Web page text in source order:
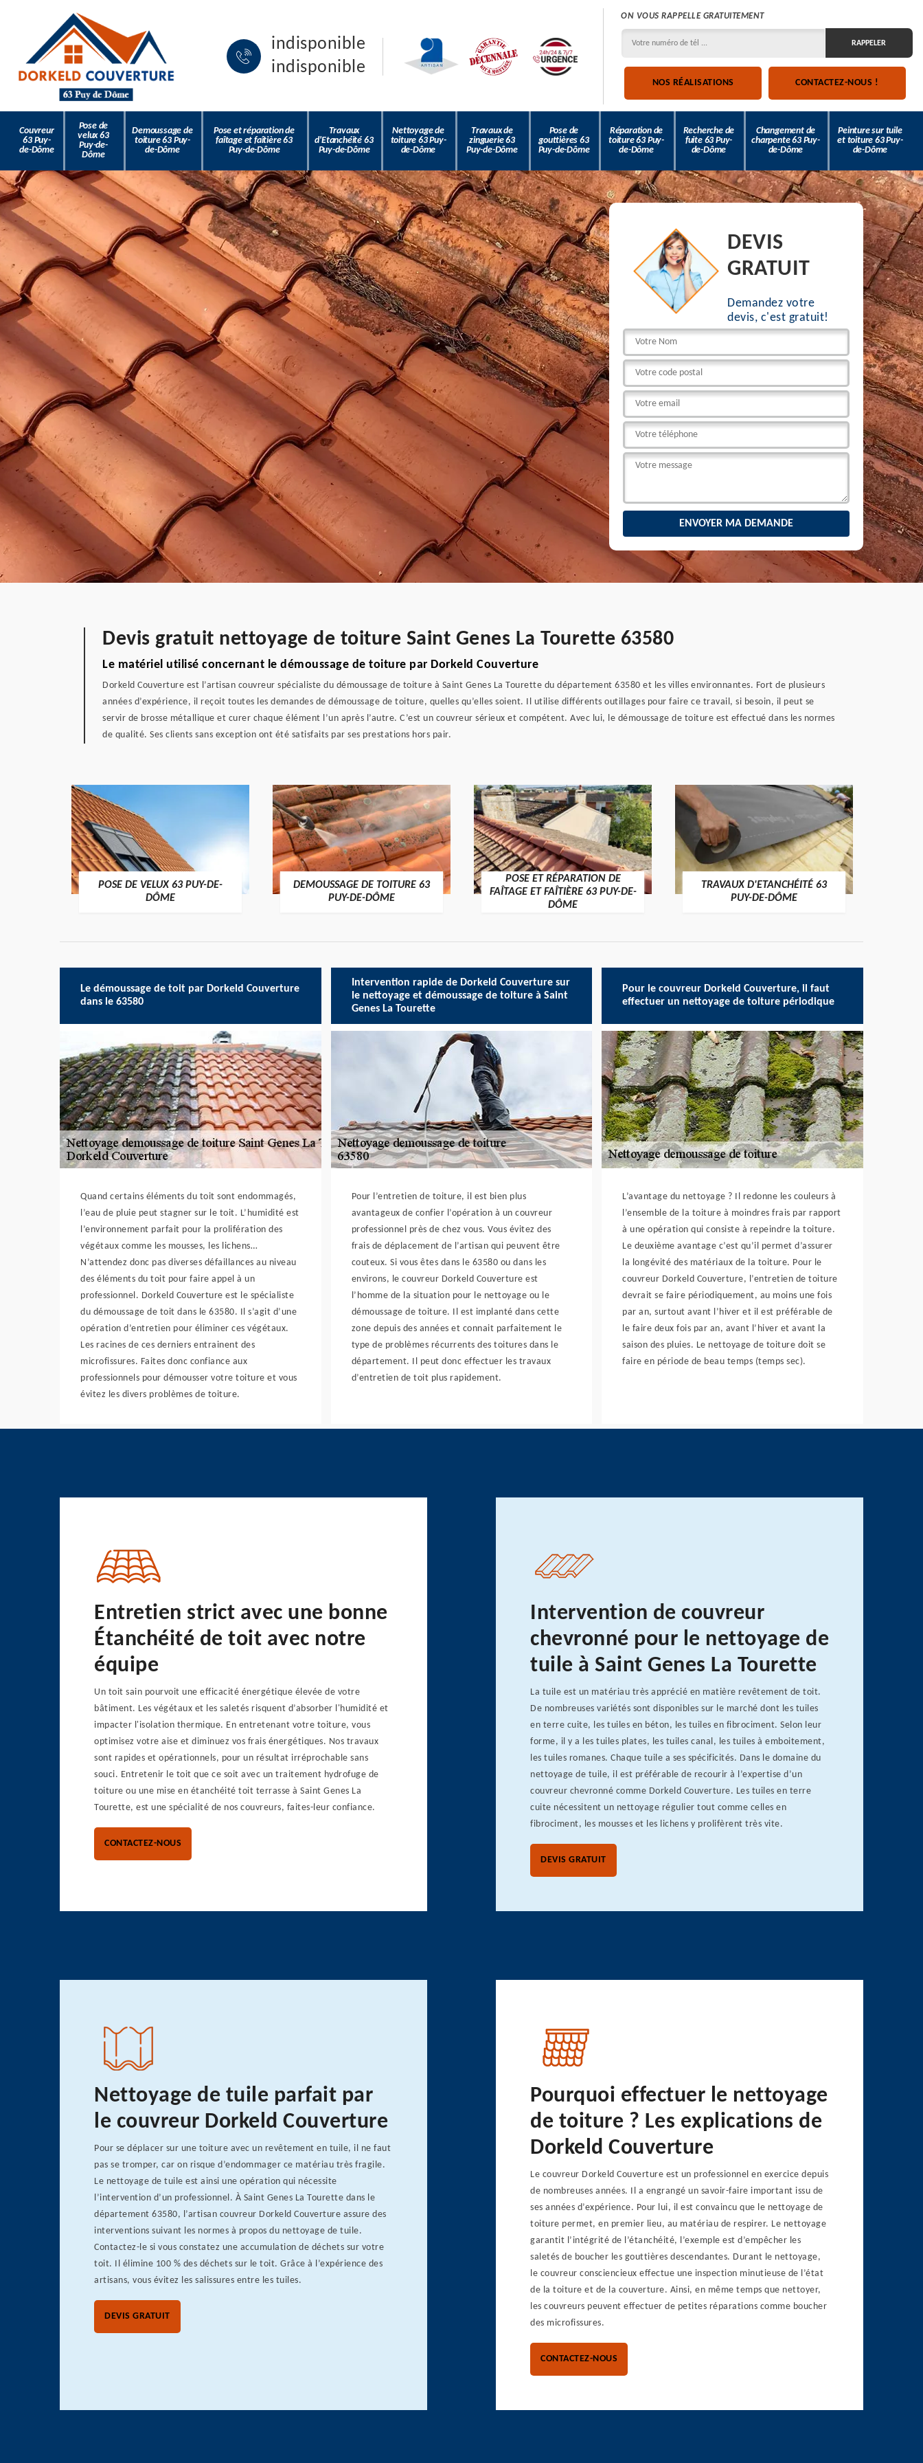
indisponible
indisponible
ON VOUS RAPPELLE GRATUITEMENT
NOS RÉALISATIONS CONTACTEZ-NOUS !
Couvreur
63 Puy-
de-Dôme
Pose de
velux 63
Puy-de-
Dôme
Demoussage de
toiture 63 Puy-
de-Dôme
Pose et réparation de
faîtage et faîtière 63
Puy-de-Dôme
Travaux
d'Etanchéité 63
Puy-de-Dôme
Nettoyage de
toiture 63 Puy-
de-Dôme
Travaux de
zinguerie 63
Puy-de-Dôme
Pose de
gouttières 63
Puy-de-Dôme
Réparation de
toiture 63 Puy-
de-Dôme
Recherche de
fuite 63 Puy-
de-Dôme
Changement de
charpente 63 Puy-
de-Dôme
Peinture sur tuile
et toiture 63 Puy-
de-Dôme
DEVIS
GRATUIT
Demandez votre
devis, c'est gratuit!
Devis gratuit nettoyage de toiture Saint Genes La Tourette 63580
Le matériel utilisé concernant le démoussage de toiture par Dorkeld Couverture
Dorkeld Couverture est l’artisan couvreur spécialiste du démoussage de toiture à Saint Genes La Tourette du département 63580 et les villes environnantes. Fort de plusieurs
années d’expérience, il reçoit toutes les demandes de démoussage de toiture, quelles qu’elles soient. Il utilise différents outillages pour faire ce travail, si besoin, il peut se
servir de brosse métallique et curer chaque élément l’un après l’autre. C’est un couvreur sérieux et compétent. Avec lui, le démoussage de toiture est effectué dans les normes
de qualité. Ses clients sans exception ont été satisfaits par ses prestations hors pair.
POSE DE VELUX 63 PUY-DE-
DÔME
DEMOUSSAGE DE TOITURE 63
PUY-DE-DÔME
POSE ET RÉPARATION DE
FAÎTAGE ET FAÎTIÈRE 63 PUY-DE-
DÔME
TRAVAUX D'ETANCHÉITÉ 63
PUY-DE-DÔME
Le démoussage de toit par Dorkeld Couverture
dans le 63580
Quand certains éléments du toit sont endommagés,
l’eau de pluie peut stagner sur le toit. L’humidité est
l’environnement parfait pour la prolifération des
végétaux comme les mousses, les lichens…
N’attendez donc pas diverses défaillances au niveau
des éléments du toit pour faire appel à un
professionnel. Dorkeld Couverture est le spécialiste
du démoussage de toit dans le 63580. Il s’agit d’une
opération d’entretien pour éliminer ces végétaux.
Les racines de ces derniers entrainent des
microfissures. Faites donc confiance aux
professionnels pour démousser votre toiture et vous
évitez les divers problèmes de toiture.
Intervention rapide de Dorkeld Couverture sur
le nettoyage et démoussage de toiture à Saint
Genes La Tourette
Pour l’entretien de toiture, il est bien plus
avantageux de confier l’opération à un couvreur
professionnel près de chez vous. Vous évitez des
frais de déplacement de l’artisan qui peuvent être
couteux. Si vous êtes dans le 63580 ou dans les
environs, le couvreur Dorkeld Couverture est
l’homme de la situation pour le nettoyage ou le
démoussage de toiture. Il est implanté dans cette
zone depuis des années et connait parfaitement le
type de problèmes récurrents des toitures dans le
département. Il peut donc effectuer les travaux
d’entretien de toit plus rapidement.
Pour le couvreur Dorkeld Couverture, il faut
effectuer un nettoyage de toiture périodique
L’avantage du nettoyage ? Il redonne les couleurs à
l’ensemble de la toiture à moindres frais par rapport
à une opération qui consiste à repeindre la toiture.
Le deuxième avantage c’est qu’il permet d’assurer
la longévité des matériaux de la toiture. Pour le
couvreur Dorkeld Couverture, l’entretien de toiture
devrait se faire périodiquement, au moins une fois
par an, surtout avant l’hiver et il est préférable de
le faire deux fois par an, avant l’hiver et avant la
saison des pluies. Le nettoyage de toiture doit se
faire en période de beau temps (temps sec).
Entretien strict avec une bonne
Étanchéité de toit avec notre
équipe
Un toit sain pourvoit une efficacité énergétique élevée de votre
bâtiment. Les végétaux et les saletés risquent d’absorber l'humidité et
impacter l'isolation thermique. En entretenant votre toiture, vous
optimisez votre aise et diminuez vos frais énergétiques. Nos travaux
sont rapides et opérationnels, pour un résultat irréprochable sans
souci. Entretenir le toit que ce soit avec un traitement hydrofuge de
toiture ou une mise en étanchéité toit terrasse à Saint Genes La
Tourette, est une spécialité de nos couvreurs, faites-leur confiance.
CONTACTEZ-NOUS
Intervention de couvreur
chevronné pour le nettoyage de
tuile à Saint Genes La Tourette
La tuile est un matériau très apprécié en matière revêtement de toit.
De nombreuses variétés sont disponibles sur le marché dont les tuiles
en terre cuite, les tuiles en béton, les tuiles en fibrociment. Selon leur
forme, il y a les tuiles plates, les tuiles canal, les tuiles à emboitement,
les tuiles romanes. Chaque tuile a ses spécificités. Dans le domaine du
nettoyage de tuile, il est préférable de recourir à l’expertise d’un
couvreur chevronné comme Dorkeld Couverture. Les tuiles en terre
cuite nécessitent un nettoyage régulier tout comme celles en
fibrociment, les mousses et les lichens y prolifèrent très vite.
DEVIS GRATUIT
Nettoyage de tuile parfait par
le couvreur Dorkeld Couverture
Pour se déplacer sur une toiture avec un revêtement en tuile, il ne faut
pas se tromper, car on risque d’endommager ce matériau très fragile.
Le nettoyage de tuile est ainsi une opération qui nécessite
l’intervention d’un professionnel. À Saint Genes La Tourette dans le
département 63580, l’artisan couvreur Dorkeld Couverture assure des
interventions suivant les normes à propos du nettoyage de tuile.
Contactez-le si vous constatez une accumulation de déchets sur votre
toit. Il élimine 100 % des déchets sur le toit. Grâce à l’expérience des
artisans, vous évitez les salissures entre les tuiles.
DEVIS GRATUIT
Pourquoi effectuer le nettoyage
de toiture ? Les explications de
Dorkeld Couverture
Le couvreur Dorkeld Couverture est un professionnel en exercice depuis
de nombreuses années. Il a engrangé un savoir-faire important issu de
ses années d’expérience. Pour lui, il est convaincu que le nettoyage de
toiture permet, en premier lieu, au matériau de respirer. Le nettoyage
garantit l’intégrité de l’étanchéité, l’exemple est d’empêcher les
saletés de boucher les gouttières descendantes. Durant le nettoyage,
le couvreur consciencieux effectue une inspection minutieuse de l’état
de la toiture et de la couverture. Ainsi, en même temps que nettoyer,
les couvreurs peuvent effectuer de petites réparations comme boucher
des microfissures.
CONTACTEZ-NOUS